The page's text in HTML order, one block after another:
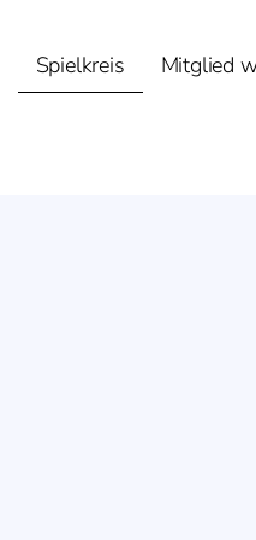
Spielkreis Mitglied